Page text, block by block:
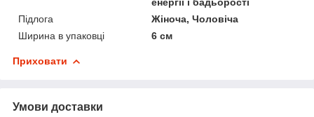
Підлога
Жіноча, Чоловіча
Ширина в упаковці
6 см
Приховати
Умови доставки